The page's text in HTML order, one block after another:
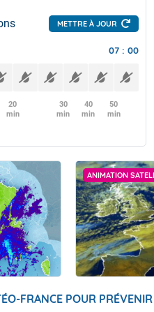
METTRE À JOUR
07 : 00
20
min
30
min
40
min
50
min
ANIMATION
FRANCE POUR